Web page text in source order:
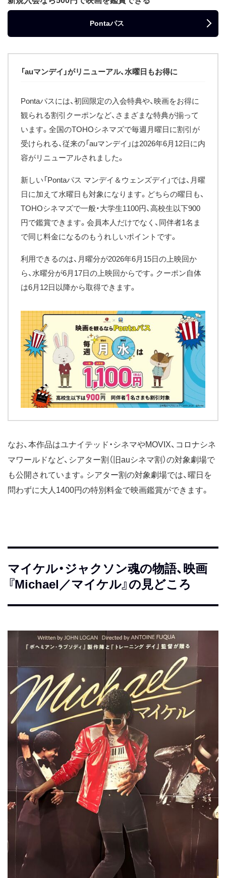
Pontaパス
「auマンデイ」がリニューアル、水曜日もお得に
Pontaパスには、初回限定の入会特典や、映画をお得に
観られる割引クーポンなど、さまざまな特典が揃って
います。全国のTOHOシネマズで毎週月曜日に割引が
受けられる、従来の「auマンデイ」は2026年6月12日に内
容がリニューアルされました。
新しい「Pontaパス マンデイ＆ウェンズデイ」では、月曜
日に加えて水曜日も対象になります。どちらの曜日も、
TOHOシネマズで一般・大学生1100円、高校生以下900
円で鑑賞できます。会員本人だけでなく、同伴者1名ま
で同じ料金になるのもうれしいポイントです。
利用できるのは、月曜分が2026年6月15日の上映回か
ら、水曜分が6月17日の上映回からです。クーポン自体
は6月12日以降から取得できます。
なお、本作品はユナイテッド・シネマやMOVIX、コロナシネ
マワールドなど、シアター割（旧auシネマ割）の対象劇場で
も公開されています。シアター割の対象劇場では、曜日を
問わずに大人1400円の特別料金で映画鑑賞ができます。
マイケル・ジャクソン魂の物語、映画
『Michael／マイケル』の見どころ